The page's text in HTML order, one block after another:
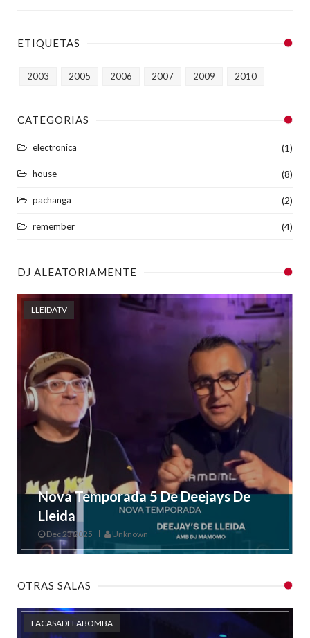
ETIQUETAS
2003 2005 2006 2007 2009 2010
CATEGORIAS
electronica (1)
house (8)
pachanga (2)
remember (4)
DJ ALEATORIAMENTE
LLEIDATV
Nova Temporada 5 De Deejays De
Lleida
Dec 23 2025 Unknown
OTRAS SALAS
LACASADELABOMBA